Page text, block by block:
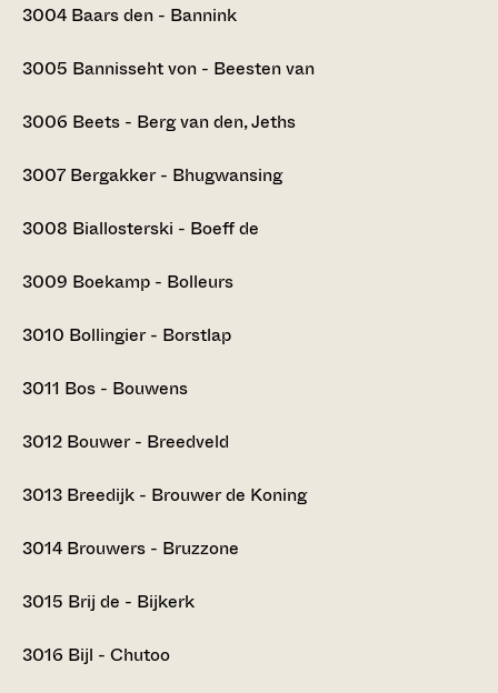
3004 Baars den - Bannink
3005 Bannisseht von - Beesten van
3006 Beets - Berg van den, Jeths
3007 Bergakker - Bhugwansing
3008 Biallosterski - Boeff de
3009 Boekamp - Bolleurs
3010 Bollingier - Borstlap
3011 Bos - Bouwens
3012 Bouwer - Breedveld
3013 Breedijk - Brouwer de Koning
3014 Brouwers - Bruzzone
3015 Brij de - Bijkerk
3016 Bijl - Chutoo